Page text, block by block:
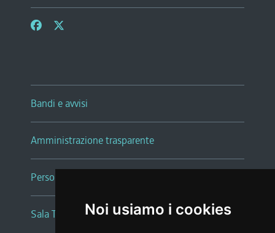
Noi usiamo i cookies
Bandi e avvisi
Amministrazione trasparente
Persone e Uffici
Sala Tiziano Tessitori